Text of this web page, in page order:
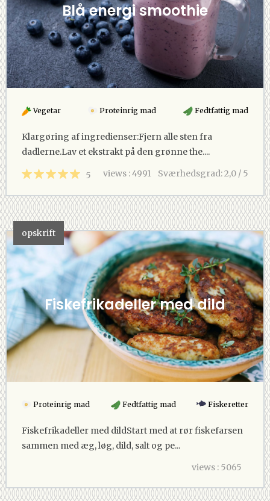
Blå energi smoothie
Vegetar Proteinrig mad Fedtfattig mad
Klargøring af ingredienser:Fjern alle sten fra
dadlerne.Lav et ekstrakt på den grønne the....
5 Sværhedsgrad: 2,0 / 5
views : 4991
opskrift
Fiskefrikadeller med dild
Proteinrig mad Fedtfattig mad Fiskeretter
Fiskefrikadeller med dildStart med at rør fiskefarsen
sammen med æg, løg, dild, salt og pe...
views : 5065